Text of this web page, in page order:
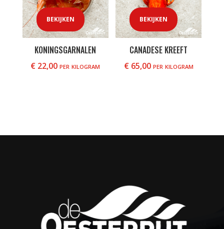
BEKIJKEN
KONINGSGARNALEN
€ 22,00per kilogram
BEKIJKEN
CANADESE KREEFT
€65,00per kilogram